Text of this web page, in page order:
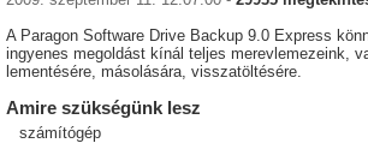
A Paragon Software Drive Backup 9.0 Express
ingyenes megoldást kínál teljes merevlemezeink,
lementésére, másolására, visszatöltésére.
Amire szükségünk lesz
számítógép